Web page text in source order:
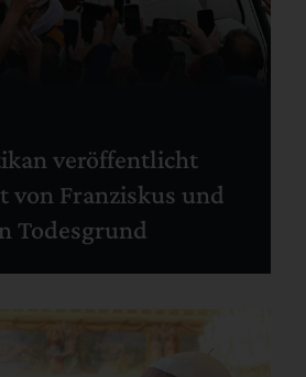
veröffentlicht
von Franziskus und
Todesgrund